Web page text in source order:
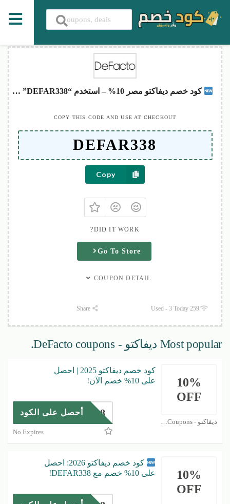
كود خصم ديفاكتو مصر 10% – استخدم “DEFAR338” ووفر الآن!
COPY THIS CODE AND USE AT CHECKOUT
Copy
DID IT WORK?
Go To Store
COUPON DETAIL
259 Used - 3 Today
Share
Most popular ديفاكتو - DeFacto coupons.
10%
OFF
ديفاكتو - DeFacto Coupons
كود خصم ديفاكتو 2025 | احصل
على 10% خصم الآن!
DEFAR338
أحصل على الكود
No Expires
10%
OFF
كود خصم ديفاكتو 2026: احصل
على 10% خصم مع DEFAR338!